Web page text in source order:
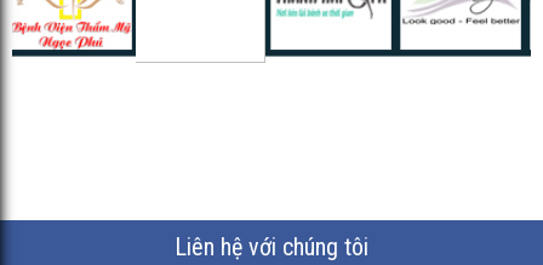
phát...
Liên hệ với chúng tôi